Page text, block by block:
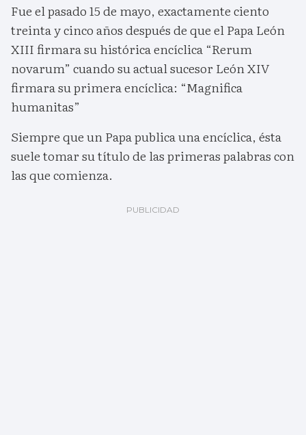
Fue el pasado 15 de mayo, exactamente ciento
treinta y cinco años después de que el Papa León
XIII firmara su histórica encíclica “Rerum
novarum” cuando su actual sucesor León XIV
firmara su primera encíclica: “Magnifica
humanitas”
Siempre que un Papa publica una encíclica, ésta
suele tomar su título de las primeras palabras con
las que comienza.